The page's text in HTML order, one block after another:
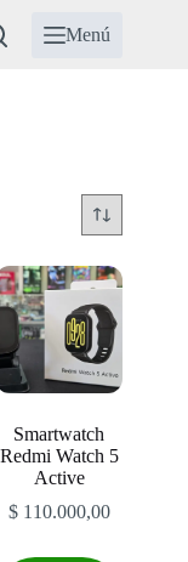
Menú
Smartwatch
Redmi Watch 5
Active
$110.000,00